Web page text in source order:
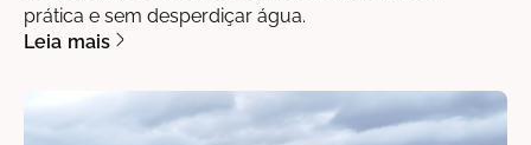
prática e sem desperdiçar água.
Leia mais